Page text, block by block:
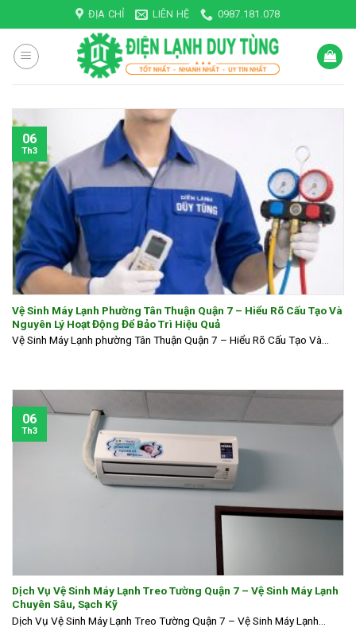
to
content
ĐỊA CHỈ LIÊN HỆ 0987.181.078
Vệ Sinh Máy Lạnh Phường Tân Thuận Quận 7 – Hiểu Rõ Cấu Tạo Và
Nguyên Lý Hoạt Động Để Bảo Trì Hiệu Quả
Vệ Sinh Máy Lạnh phường Tân Thuận Quận 7 – Hiểu Rõ Cấu Tạo Và...
06
Th3
Dịch Vụ Vệ Sinh Máy Lạnh Treo Tường Quận 7 – Vệ Sinh Máy Lạnh
Chuyên Sâu, Sạch Kỹ
Dịch Vụ Vệ Sinh Máy Lạnh Treo Tường Quận 7 – Vệ Sinh Máy Lạnh...
06
Th3